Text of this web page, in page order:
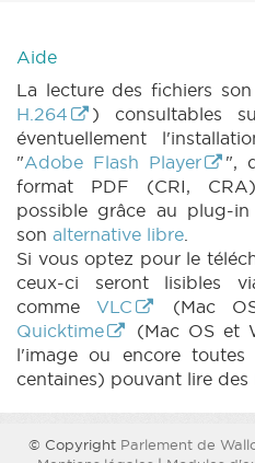
Aide
La lecture des fichiers
H.264
) consultables
éventuellement
"Adobe Flash Player
",
format PDF (CRI,
possible grâce au plug-
son alternative libre.
Si vous optez pour le
ceux-ci seront lisibles
comme VLC
(Mac
Quicktime
(Mac OS et
l'image ou encore toutes
centaines) pouvant lire des
© Copyright Parlement de